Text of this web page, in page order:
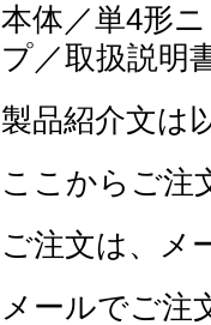
本体／単4形
プ／取扱説明
製品紹介文は
ここからご注
ご注文は、メ
メールでご注